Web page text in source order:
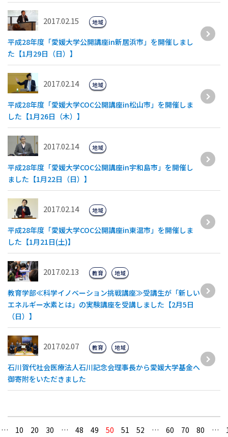
2017.02.15
平成28年度「愛媛大学公開講座in新居浜市」を開催しまし
た【1月29日（日）】
地域
2017.02.14
平成28年度「愛媛大学COC公開講座in松山市」を開催しま
した【1月26日（木）】
地域
2017.02.14
平成28年度「愛媛大学COC公開講座in宇和島市」を開催し
ました【1月22日（日）】
地域
2017.02.14
平成28年度「愛媛大学COC公開講座in東温市」を開催しま
した【1月21日(土)】
地域
2017.02.13
教育学部≪科学イノベーション挑戦講座≫受講生が「新しい
エネルギー水素とは」の実験講座を受講しました【2月5日
（日）】
教育 地域
2017.02.07
石川賀代社会医療法人石川記念会理事長から愛媛大学基金へ
御寄附をいただきました
教育 地域
… 10 20 30 … 48 49 50 51 52 … 60 70 80 …